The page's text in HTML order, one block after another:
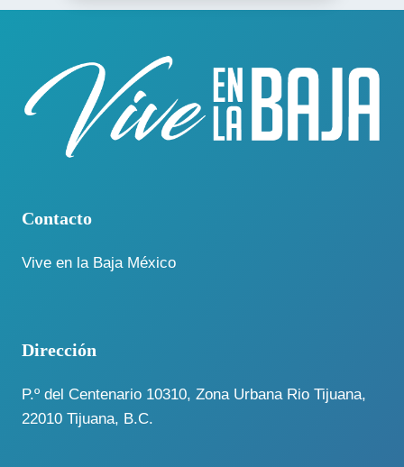
Contacto
Vive en la Baja México
Dirección
P.º del Centenario 10310, Zona Urbana Rio Tijuana,
22010 Tijuana, B.C.